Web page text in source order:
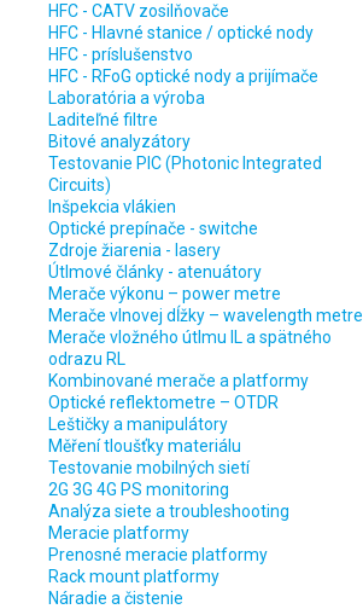
HFC - CATV zosilňovače
HFC - Hlavné stanice / optické nody
HFC - príslušenstvo
HFC - RFoG optické nody a prijímače
Laboratória a výroba
Laditeľné filtre
Bitové analyzátory
Testovanie PIC (Photonic Integrated
Circuits)
Inšpekcia vlákien
Optické prepínače - switche
Zdroje žiarenia - lasery
Útlmové články - atenuátory
Merače výkonu – power metre
Merače vlnovej dĺžky – wavelength metre
Merače vložného útlmu IL a spätného
odrazu RL
Kombinované merače a platformy
Optické reflektometre – OTDR
Leštičky a manipulátory
Měření tloušťky materiálu
Testovanie mobilných sietí
2G 3G 4G PS monitoring
Analýza siete a troubleshooting
Meracie platformy
Prenosné meracie platformy
Rack mount platformy
Náradie a čistenie